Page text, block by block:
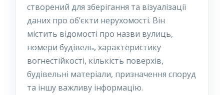
створений для зберігання та візуалізації
даних про об’єкти нерухомості. Він
містить відомості про назви вулиць,
номери будівель, характеристику
вогнестійкості, кількість поверхів,
будівельні матеріали, призначення споруд
та іншу важливу інформацію.